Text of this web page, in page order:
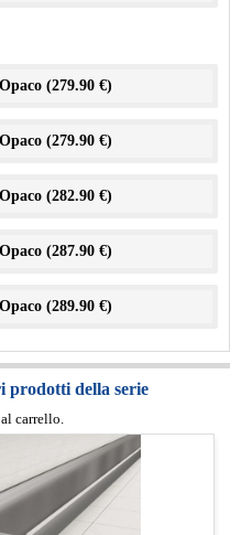
(279.90 €)
(279.90 €)
(282.90 €)
(287.90 €)
(289.90 €)
prodotti della serie
carrello.